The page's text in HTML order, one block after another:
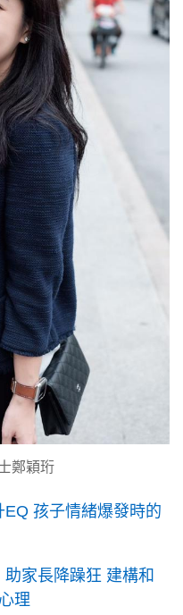
鄭穎珩
孩子情緒爆發時的
助家長降躁狂 建構和
理